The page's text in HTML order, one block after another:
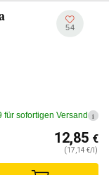
54
für sofortigen Versand i
12,85 €
(17,14 €/l)